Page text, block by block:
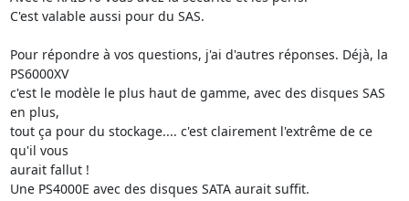
C'est valable aussi pour du SAS.
Pour répondre à vos questions, j'ai d'autres réponses. Déjà, la
PS6000XV
c'est le modèle le plus haut de gamme, avec des disques SAS
en plus,
tout ça pour du stockage.... c'est clairement l'extrême de ce
qu'il vous
aurait fallut !
Une PS4000E avec des disques SATA aurait suffit.